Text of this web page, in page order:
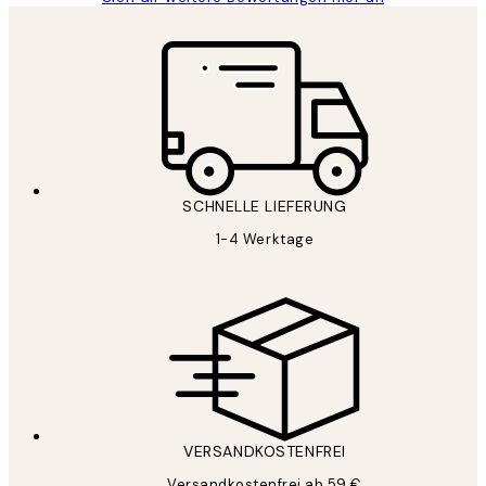
SCHNELLE LIEFERUNG
1-4 Werktage
VERSANDKOSTENFREI